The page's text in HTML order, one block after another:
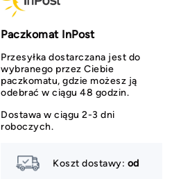
Paczkomat InPost
Przesyłka dostarczana jest do
wybranego przez Ciebie
paczkomatu, gdzie możesz ją
odebrać w ciągu 48 godzin.
Dostawa w ciągu 2-3 dni
roboczych.
Koszt dostawy: od